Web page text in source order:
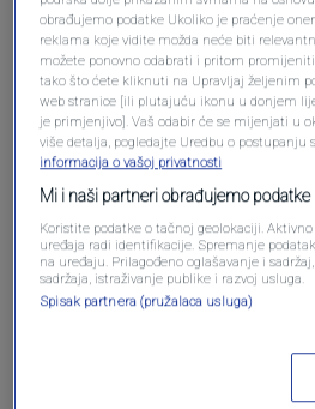
Oglas
obrađujemo podatke Ukoliko je praćenje
reklama koje vidite možda neće biti
možete ponovno odabrati i pritom
tako što ćete kliknuti na Upravljaj željenim
web stranice [ili plutajuću ikonu u donjem
je primjenjivo]. Vaš odabir će se mijenjati u
više detalja, pogledajte Uredbu o postupanju
informacija o vašoj privatnosti
Mi i naši partneri obrađujemo
Koristite podatke o tačnoj geolokaciji.
uređaja radi identifikacije. Spremanje
na uređaju. Prilagođeno oglašavanje i
sadržaja, istraživanje publike i razvoj usluga.
Spisak partnera (pružalaca usluga)